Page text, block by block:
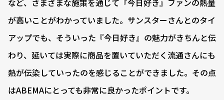
など、さまざまな施策を通じて『今日好き』ファンの熱量
が高いことがわかっていました。サンスターさんとのタイ
アップでも、そういった『今日好き』の魅力がきちんと伝
わり、延いては実際に商品を置いていただく流通さんにも
熱が伝染していったのを感じることができました。その点
はABEMAにとっても非常に良かったポイントです。